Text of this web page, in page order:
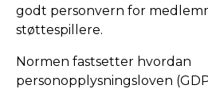
godt personvern for
støttespillere.
Normen fastsetter hvordan
personopplysningsloven